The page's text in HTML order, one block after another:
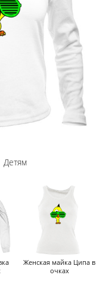
Детям
Женская майка Ципа в
очках